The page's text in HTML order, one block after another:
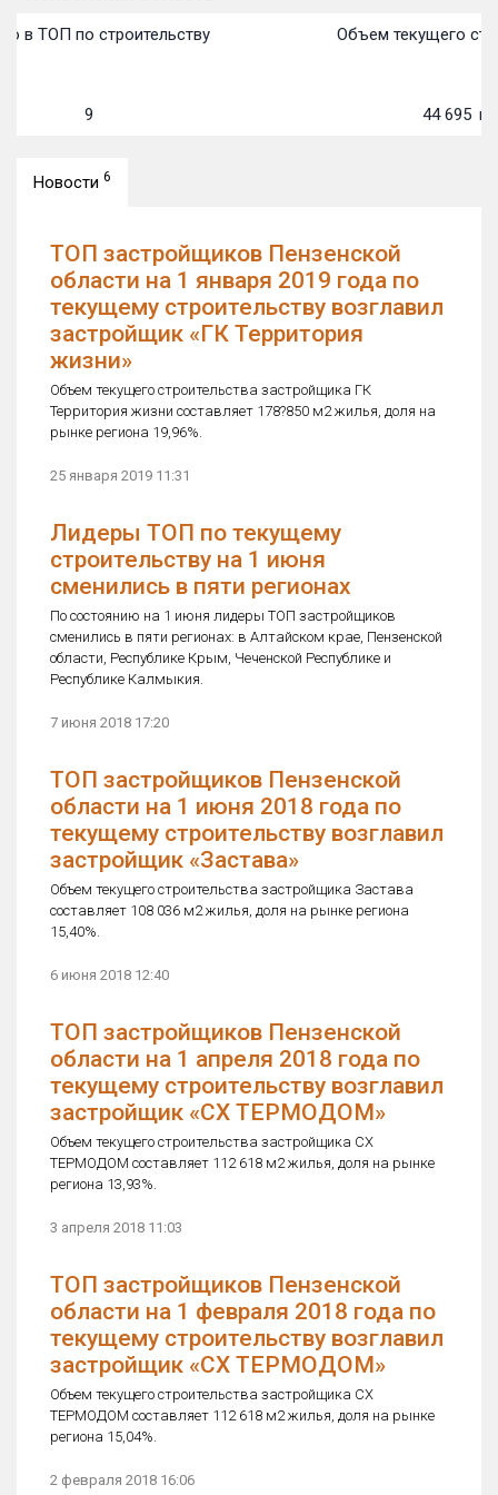
в ТОП по строительству
9
Объем текущего
44 695 м²
Новости 6
ТОП застройщиков Пензенской
области на 1 января 2019 года по
текущему строительству возглавил
застройщик «ГК Территория
жизни»
Объем текущего строительства застройщика ГК
Территория жизни составляет 178?850 м2 жилья, доля на
рынке региона 19,96%.
25 января 2019 11:31
Лидеры ТОП по текущему
строительству на 1 июня
сменились в пяти регионах
По состоянию на 1 июня лидеры ТОП застройщиков
сменились в пяти регионах: в Алтайском крае, Пензенской
области, Республике Крым, Чеченской Республике и
Республике Калмыкия.
7 июня 2018 17:20
ТОП застройщиков Пензенской
области на 1 июня 2018 года по
текущему строительству возглавил
застройщик «Застава»
Объем текущего строительства застройщика Застава
составляет 108 036 м2 жилья, доля на рынке региона
15,40%.
6 июня 2018 12:40
ТОП застройщиков Пензенской
области на 1 апреля 2018 года по
текущему строительству возглавил
застройщик «СХ ТЕРМОДОМ»
Объем текущего строительства застройщика СХ
ТЕРМОДОМ составляет 112 618 м2 жилья, доля на рынке
региона 13,93%.
3 апреля 2018 11:03
ТОП застройщиков Пензенской
области на 1 февраля 2018 года по
текущему строительству возглавил
застройщик «СХ ТЕРМОДОМ»
Объем текущего строительства застройщика СХ
ТЕРМОДОМ составляет 112 618 м2 жилья, доля на рынке
региона 15,04%.
2 февраля 2018 16:06